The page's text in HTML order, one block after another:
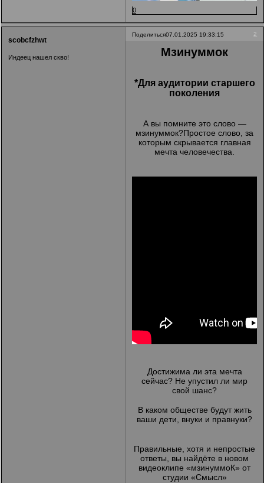
0
Поделиться 2
07.01.2025 19:33:15
scobcfzhwt
Индеец нашел скво! Мзинуммок
*Для аудитории старшего
поколения
А вы помните это слово —
мзинуммок?Простое слово, за
которым скрывается главная
мечта человечества.
Достижима ли эта мечта
сейчас? Не упустил ли мир
свой шанс?
В каком обществе будут жить
ваши дети, внуки и правнуки?
Правильные, хотя и непростые
ответы, вы найдёте в новом
видеоклипе «мзинуммоК» от
студии «Смысл»